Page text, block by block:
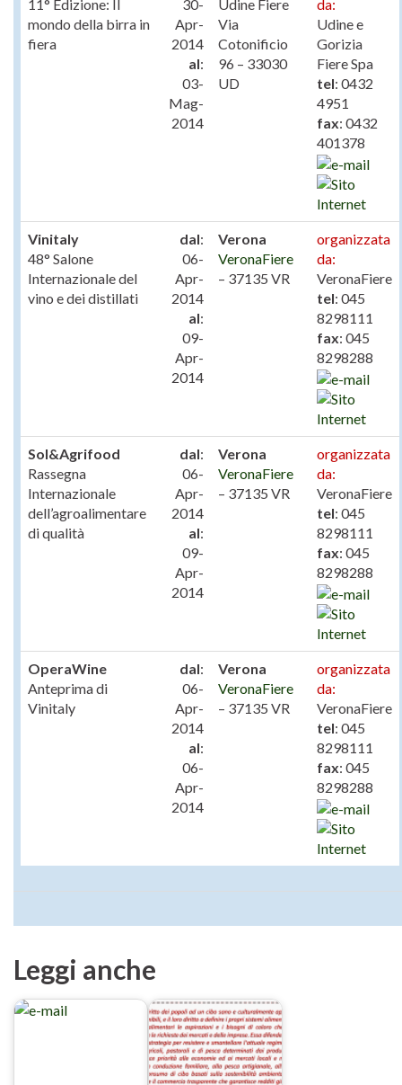
11° Edizione: Il
mondo della birra in
fiera
30-
Apr-
2014
al:
03-
Mag-
2014
Udine Fiere
Via
Cotonificio
96 – 33030
UD
da:
Udine e
Gorizia
Fiere Spa
tel: 0432
4951
fax: 0432
401378
Vinitaly
48° Salone
Internazionale del
vino e dei distillati
dal:
06-
Apr-
2014
al:
09-
Apr-
2014
Verona
VeronaFiere
– 37135 VR
organizzata
da:
VeronaFiere
tel: 045
8298111
fax: 045
8298288
Sol&Agrifood
Rassegna
Internazionale
dell’agroalimentare
di qualità
dal:
06-
Apr-
2014
al:
09-
Apr-
2014
Verona
VeronaFiere
– 37135 VR
organizzata
da:
VeronaFiere
tel: 045
8298111
fax: 045
8298288
OperaWine
Anteprima di
Vinitaly
dal:
06-
Apr-
2014
al:
06-
Apr-
2014
Verona
VeronaFiere
– 37135 VR
organizzata
da:
VeronaFiere
tel: 045
8298111
fax: 045
8298288
Leggi anche